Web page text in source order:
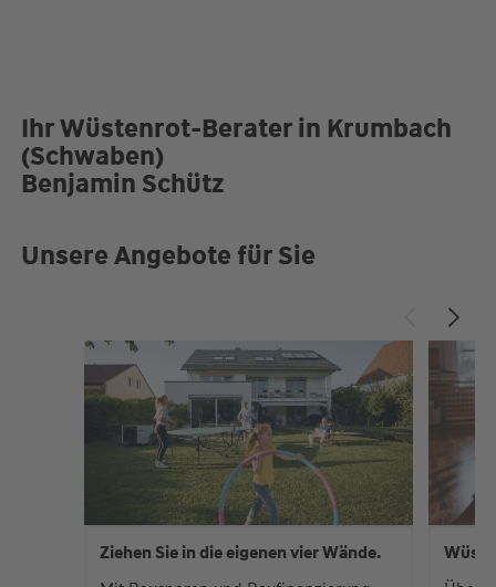
18:00 Uhr
Termine nach Rücksprache auch außerhalb der
Öffnungszeiten!
Ihr Wüstenrot-Berater in Krumbach
(Schwaben)
Benjamin Schütz
Unsere Angebote für Sie
Ziehen Sie in die eigenen vier Wände.